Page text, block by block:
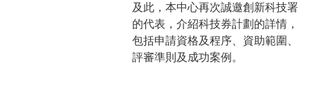
及此，本中心再次誠邀創新科技署
的代表，介紹科技券計劃的詳情，
包括申請資格及程序、資助範圍、
評審準則及成功案例。